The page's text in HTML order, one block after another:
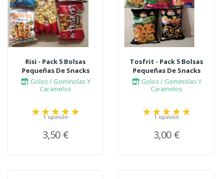
Risi - Pack 5 Bolsas
Pequeñas De Snacks
Golos / Gominolas Y
Caramelos
1 opinión
3,50 €
Tosfrit - Pack 5 Bolsas
Pequeñas De Snacks
Golos / Gominolas Y
Caramelos
1 opinión
3,00 €